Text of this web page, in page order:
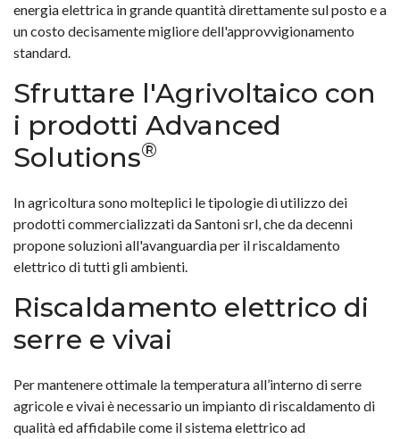
energia elettrica in grande quantità direttamente sul posto e a
un costo decisamente migliore dell'approvvigionamento
standard.
Sfruttare l'Agrivoltaico con
i prodotti Advanced
Solutions®
In agricoltura sono molteplici le tipologie di utilizzo dei
prodotti commercializzati da Santoni srl, che da decenni
propone soluzioni all'avanguardia per il riscaldamento
elettrico di tutti gli ambienti.
Riscaldamento elettrico di
serre e vivai
Per mantenere ottimale la temperatura all’interno di serre
agricole e vivai è necessario un impianto di riscaldamento di
qualità ed affidabile come il sistema elettrico ad